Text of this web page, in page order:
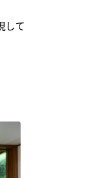
して